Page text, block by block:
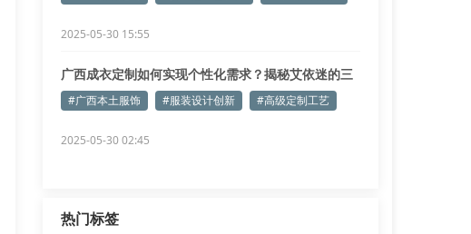
2025-05-30 15:55
广西成衣定制如何实现个性化需求？揭秘艾依迷的三
大核心工艺
#广西本土服饰 #服装设计创新 #高级定制工艺
2025-05-30 02:45
热门标签